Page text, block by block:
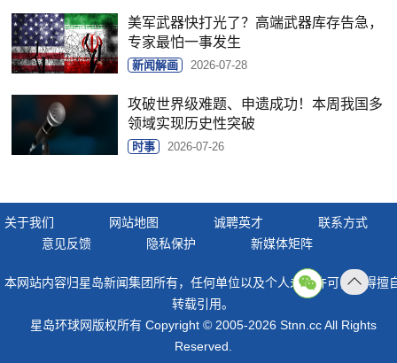
美军武器快打光了？高端武器库存告急，
专家最怕一事发生
新闻解画 2026-07-28
攻破世界级难题、申遗成功！本周我国多
领域实现历史性突破
时事 2026-07-26
关于我们 网站地图 诚聘英才
联系方式
意见反馈
隐私保护 新媒体矩阵
本网站内容归星岛新闻集团所有，任何单位以及个人未经许可，不得擅
转载引用。
星岛环球网版权所有 Copyright © 2005-2026 Stnn.cc All Rights
Reserved.
顶部